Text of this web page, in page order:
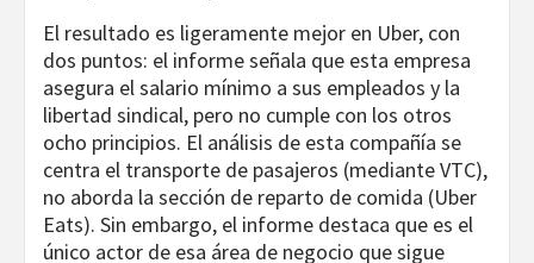
El resultado es ligeramente mejor en Uber, con
dos puntos: el informe señala que esta empresa
asegura el salario mínimo a sus empleados y la
libertad sindical, pero no cumple con los otros
ocho principios. El análisis de esta compañía se
centra el transporte de pasajeros (mediante VTC),
no aborda la sección de reparto de comida (Uber
Eats). Sin embargo, el informe destaca que es el
único actor de esa área de negocio que sigue